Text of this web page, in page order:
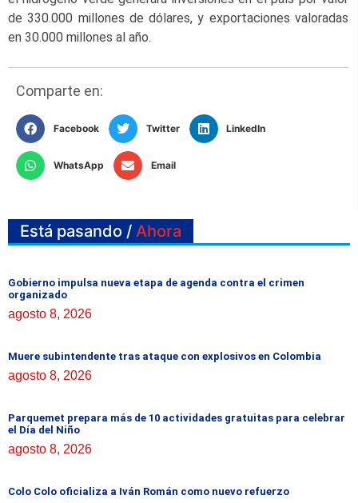
de 330.000 millones de dólares, y exportaciones valoradas
en 30.000 millones al año.
Comparte en:
Facebook Twitter LinkedIn
WhatsApp Email
Está pasando / Ahora
Gobierno impulsa nueva etapa de agenda contra el crimen
organizado
agosto 8, 2026
Muere subintendente tras ataque con explosivos en Colombia
agosto 8, 2026
Parquemet prepara más de 10 actividades gratuitas para celebrar
el Día del Niño
agosto 8, 2026
Colo Colo oficializa a Iván Román como nuevo refuerzo